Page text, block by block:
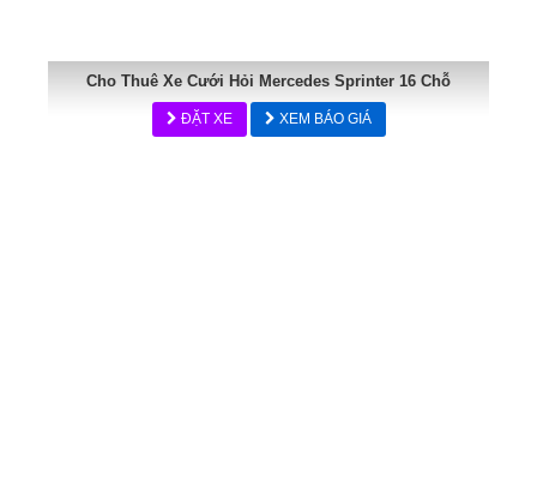
Cho Thuê Xe Cưới Hỏi Mercedes Sprinter 16 Chỗ
ĐẶT XE XEM BÁO GIÁ